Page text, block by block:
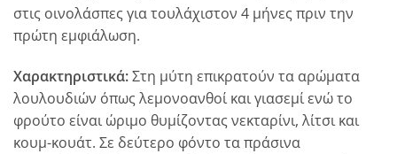
στις οινολάσπες για τουλάχιστον 4 μήνες πριν την
πρώτη εμφιάλωση.
Χαρακτηριστικά:Στη μύτη επικρατούν τα αρώματα
λουλουδιών όπως λεμονοανθοί και γιασεμί ενώ το
φρούτο είναι ώριμο θυμίζοντας νεκταρίνι, λίτσι και
κουμ-κουάτ. Σε δεύτερο φόντο τα πράσινα